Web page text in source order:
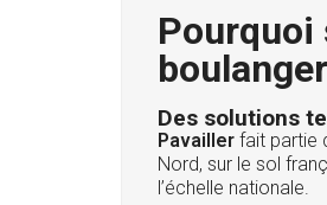
Pourquoi
Des solutions
Pavailler fait partie
Nord, sur le sol
l’échelle nationale.